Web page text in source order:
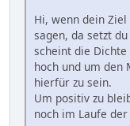
Hi, wenn dein
sagen, da setzt
scheint die
hoch und um den
hierfür zu sein.
Um positiv zu
noch im Laufe